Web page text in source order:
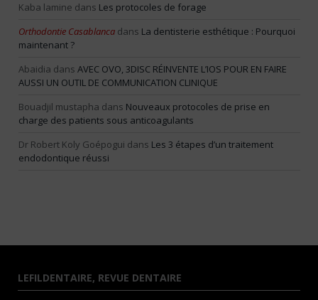
Kaba lamine dans Les protocoles de forage
Orthodontie Casablanca dans La dentisterie esthétique : Pourquoi
maintenant ?
Abaidia dans AVEC OVO, 3DISC RÉINVENTE L’IOS POUR EN FAIRE
AUSSI UN OUTIL DE COMMUNICATION CLINIQUE
Bouadjil mustapha dans Nouveaux protocoles de prise en
charge des patients sous anticoagulants
Dr Robert Koly Goépogui dans Les 3 étapes d’un traitement
endodontique réussi
LEFILDENTAIRE, REVUE DENTAIRE